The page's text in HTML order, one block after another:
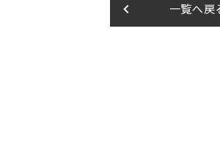
一覧へ戻
keyboard_arrow_left